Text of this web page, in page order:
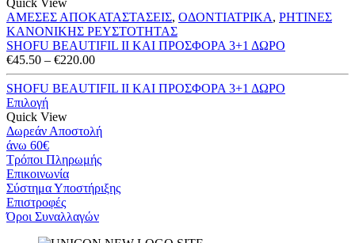
Quick View
ΑΜΕΣΕΣ ΑΠΟΚΑΤΑΣΤΑΣΕΙΣ, ΟΔΟΝΤΙΑΤΡΙΚΑ, ΡΗΤΙΝΕΣ
ΚΑΝΟΝΙΚΗΣ ΡΕΥΣΤΟΤΗΤΑΣ
SHOFU BEAUTIFIL II ΚΑΙ ΠΡΟΣΦΟΡΑ 3+1 ΔΩΡΟ
€45.50 – €220.00Price
range:
€45.50
SHOFU BEAUTIFIL II ΚΑΙ ΠΡΟΣΦΟΡΑ 3+1 ΔΩΡΟ
Επιλογή
Quick View
Δωρεάν Αποστολή
άνω 60€
Τρόποι Πληρωμής
Eπικοινωνία
Σύστημα Υποστήριξης
Επιστροφές
Όροι Συναλλαγών